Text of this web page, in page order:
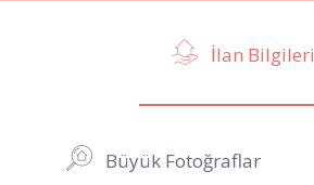
İlan Bilgileri
Büyük Fotoğraflar